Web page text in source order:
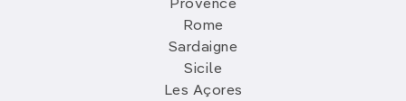
Provence
Rome
Sardaigne
Sicile
Les Açores